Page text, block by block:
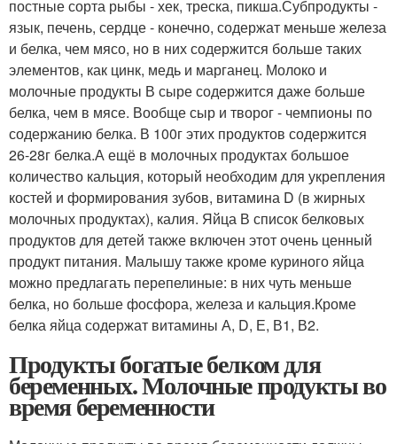
постные сорта рыбы - хек, треска, пикша.Субпродукты -
язык, печень, сердце - конечно, содержат меньше железа
и белка, чем мясо, но в них содержится больше таких
элементов, как цинк, медь и марганец. Молоко и
молочные продукты В сыре содержится даже больше
белка, чем в мясе. Вообще сыр и творог - чемпионы по
содержанию белка. В 100г этих продуктов содержится
26-28г белка.А ещё в молочных продуктах большое
количество кальция, который необходим для укрепления
костей и формирования зубов, витамина D (в жирных
молочных продуктах), калия. Яйца В список белковых
продуктов для детей также включен этот очень ценный
продукт питания. Малышу также кроме куриного яйца
можно предлагать перепелиные: в них чуть меньше
белка, но больше фосфора, железа и кальция.Кроме
белка яйца содержат витамины А, D, Е, В1, В2.
Продукты богатые белком для
беременных. Молочные продукты во
время беременности